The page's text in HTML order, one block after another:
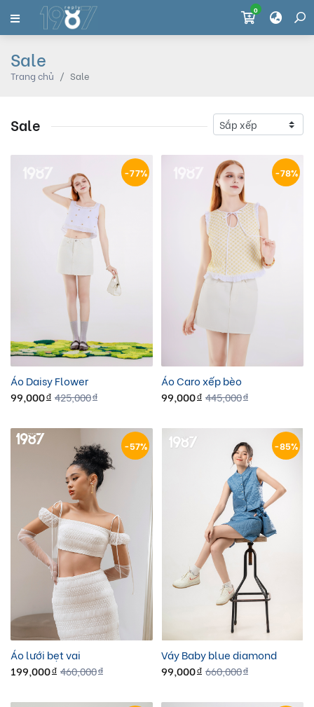
0
Sale
Trang chủ Sale
Sale
-77%
Áo Daisy Flower
99,000đ 425,000đ
-78%
Áo Caro xếp bèo
99,000đ 445,000đ
-57%
Áo lưới bẹt vai
199,000đ 460,000đ
-85%
Váy Baby blue diamond
99,000đ 660,000đ